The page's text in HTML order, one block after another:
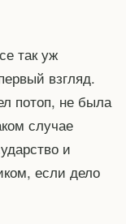
так уж
взгляд.
потоп, не была
случае
и
если дело